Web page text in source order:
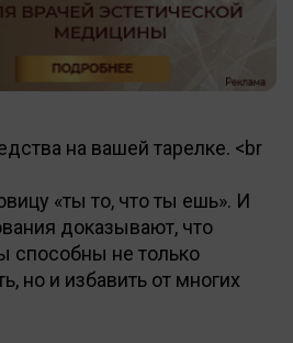
на вашей тарелке. <br
«ты то, что ты ешь». И
доказывают, что
способны не только
но и избавить от многих